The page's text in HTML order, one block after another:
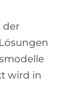
der
wird in